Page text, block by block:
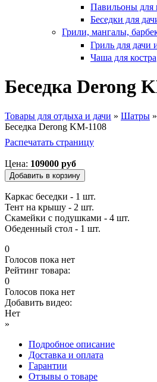
Павильоны для
Беседки для
Грили, мангалы,
Гриль для дачи
Чаша для костра
Беседка Derong
Вы здесь
Товары для отдыха и дачи » Шатры »
Беседка Derong KM-1108
Распечатать страницу
Цена: 109000 руб
Каркас беседки - 1 шт.
Тент на крышу - 2 шт.
Скамейки с подушками - 4 шт.
Обеденный стол - 1 шт.
0
Голосов пока нет
Рейтинг товара:
0
Голосов пока нет
Добавить видео:
Нет
»
Подробное описание
Доставка и оплата
Гарантии
Отзывы о товаре